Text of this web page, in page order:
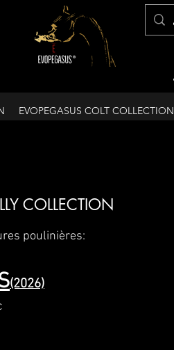
EVOPEGASUS COLT COLLECTION
COLLECTION
poulinières:
(2026)